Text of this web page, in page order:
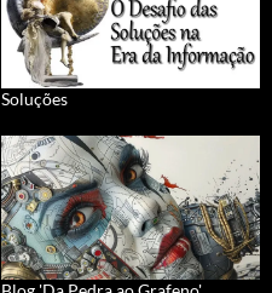
Soluções